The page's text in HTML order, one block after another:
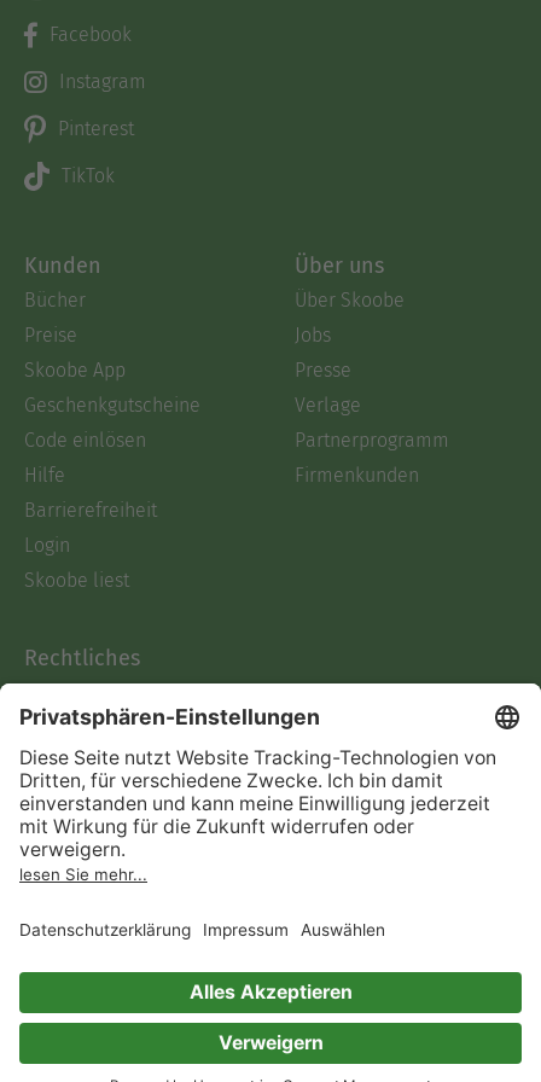
Facebook
Instagram
Pinterest
TikTok
Kunden
Bücher
Preise
Skoobe App
Geschenkgutscheine
Code einlösen
Hilfe
Barrierefreiheit
Login
Skoobe liest
Über uns
Über Skoobe
Jobs
Presse
Verlage
Partnerprogramm
Firmenkunden
Rechtliches
AGB
Informationen nach Data
Act
Verträge hier kündigen
Impressum
Immer ein gutes Buch